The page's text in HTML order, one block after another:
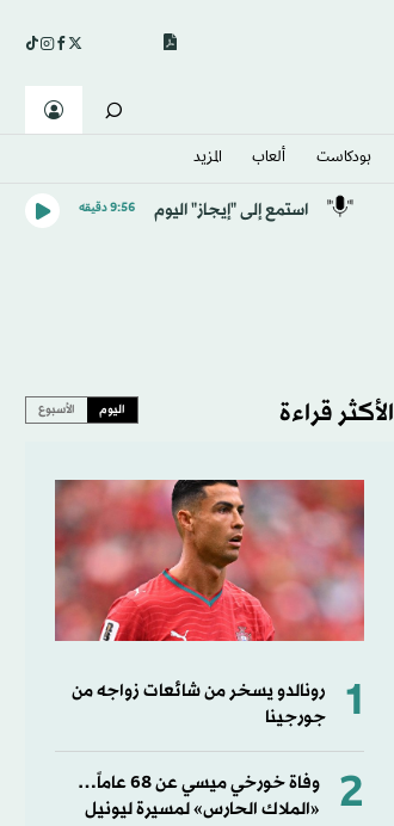
بودكاست ألعاب المزيد
استمع إلى "إيجاز" اليوم 9:56 دقيقه
الأكثر قراءة اليوم الأسبوع
1
رونالدو يسخر من شائعات زواجه من
جورجينا
2
وفاة خورخي ميسي عن 68 عاماً…
«الملاك الحارس» لمسيرة ليونيل